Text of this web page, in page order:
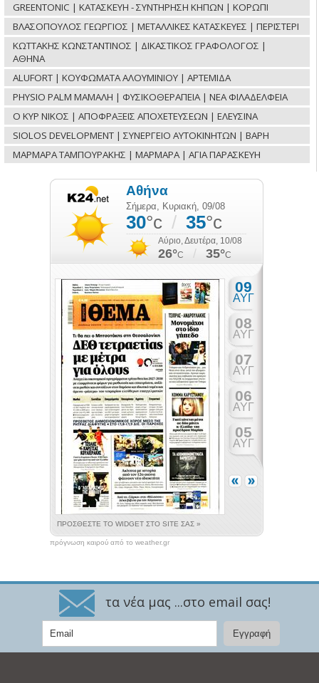
GREENTONIC | ΚΑΤΑΣΚΕΥΗ - ΣΥΝΤΗΡΗΣΗ ΚΗΠΩΝ | ΚΟΡΩΠΙ
ΒΛΑΣΟΠΟΥΛΟΣ ΓΕΩΡΓΙΟΣ | ΜΕΤΑΛΛΙΚΕΣ ΚΑΤΑΣΚΕΥΕΣ | ΠΕΡΙΣΤΕΡΙ
ΚΩΤΤΑΚΗΣ ΚΩΝΣΤΑΝΤΙΝΟΣ | ΔΙΚΑΣΤΙΚΟΣ ΓΡΑΦΟΛΟΓΟΣ |
ΑΘΗΝΑ
ALUFORT | ΚΟΥΦΩΜΑΤΑ ΑΛΟΥΜΙΝΙΟΥ | ΑΡΤΕΜΙΔΑ
PHYSIO PALM ΜΑΜΑΛΗ | ΦΥΣΙΚΟΘΕΡΑΠΕΙΑ | ΝΕΑ ΦΙΛΑΔΕΛΦΕΙΑ
Ο ΚΥΡ ΝΙΚΟΣ | ΑΠΟΦΡΑΞΕΙΣ ΑΠΟΧΕΤΕΥΣΕΩΝ | ΕΛΕΥΣΙΝΑ
SIOLOS DEVELOPMENT | ΣΥΝΕΡΓΕΙΟ ΑΥΤΟΚΙΝΗΤΩΝ | ΒΑΡΗ
ΜΑΡΜΑΡΑ ΤΑΜΠΟΥΡΑΚΗΣ | ΜΑΡΜΑΡΑ | ΑΓΙΑ ΠΑΡΑΣΚΕΥΗ
πρόγνωση καιρού από το weather.gr
τα νέα μας ...στο email σας!